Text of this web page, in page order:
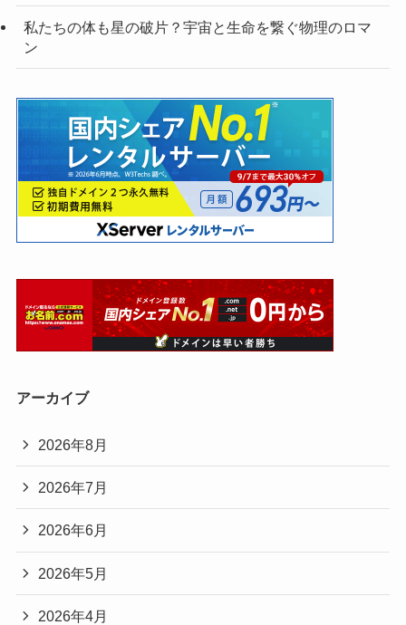
私たちの体も星の破片？宇宙と生命を繋ぐ物理のロマ
ン
アーカイブ
2026年8月
2026年7月
2026年6月
2026年5月
2026年4月